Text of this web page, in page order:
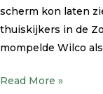
scherm kon laten
thuiskijkers in de
mompelde Wilco
Read More »